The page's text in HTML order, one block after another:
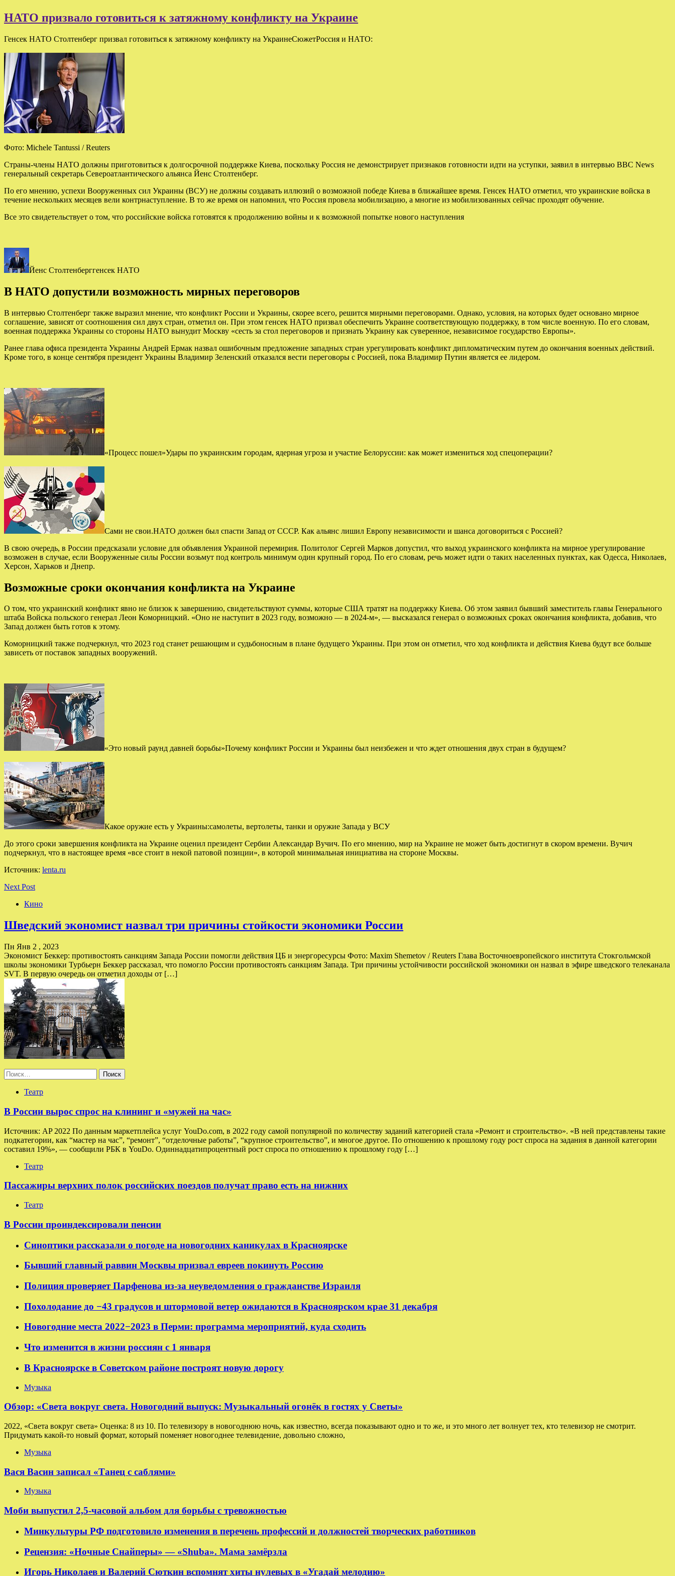
НАТО призвало готовиться к затяжному конфликту на Украине
Генсек НАТО Столтенберг призвал готовиться к затяжному конфликту на УкраинеСюжетРоссия и НАТО:
Фото: Michele Tantussi / Reuters
Страны-члены НАТО должны приготовиться к долгосрочной поддержке Киева, поскольку Россия не демонстрирует признаков готовности идти на уступки, заявил в интервью BBC News
генеральный секретарь Североатлантического альянса Йенс Столтенберг.
По его мнению, успехи Вооруженных сил Украины (ВСУ) не должны создавать иллюзий о возможной победе Киева в ближайшее время. Генсек НАТО отметил, что украинские войска в
течение нескольких месяцев вели контрнаступление. В то же время он напомнил, что Россия провела мобилизацию, а многие из мобилизованных сейчас проходят обучение.
Все это свидетельствует о том, что российские войска готовятся к продолжению войны и к возможной попытке нового наступления
Йенс Столтенберггенсек НАТО
В НАТО допустили возможность мирных переговоров
В интервью Столтенберг также выразил мнение, что конфликт России и Украины, скорее всего, решится мирными переговорами. Однако, условия, на которых будет основано мирное
соглашение, зависят от соотношения сил двух стран, отметил он. При этом генсек НАТО призвал обеспечить Украине соответствующую поддержку, в том числе военную. По его словам,
военная поддержка Украины со стороны НАТО вынудит Москву «сесть за стол переговоров и признать Украину как суверенное, независимое государство Европы».
Ранее глава офиса президента Украины Андрей Ермак назвал ошибочным предложение западных стран урегулировать конфликт дипломатическим путем до окончания военных действий.
Кроме того, в конце сентября президент Украины Владимир Зеленский отказался вести переговоры с Россией, пока Владимир Путин является ее лидером.
«Процесс пошел»Удары по украинским городам, ядерная угроза и участие Белоруссии: как может измениться ход спецоперации?
Сами не свои.НАТО должен был спасти Запад от СССР. Как альянс лишил Европу независимости и шанса договориться с Россией?
В свою очередь, в России предсказали условие для объявления Украиной перемирия. Политолог Сергей Марков допустил, что выход украинского конфликта на мирное урегулирование
возможен в случае, если Вооруженные силы России возьмут под контроль минимум один крупный город. По его словам, речь может идти о таких населенных пунктах, как Одесса, Николаев,
Херсон, Харьков и Днепр.
Возможные сроки окончания конфликта на Украине
О том, что украинский конфликт явно не близок к завершению, свидетельствуют суммы, которые США тратят на поддержку Киева. Об этом заявил бывший заместитель главы Генерального
штаба Войска польского генерал Леон Коморницкий. «Оно не наступит в 2023 году, возможно — в 2024-м», — высказался генерал о возможных сроках окончания конфликта, добавив, что
Запад должен быть готов к этому.
Коморницкий также подчеркнул, что 2023 год станет решающим и судьбоносным в плане будущего Украины. При этом он отметил, что ход конфликта и действия Киева будут все больше
зависеть от поставок западных вооружений.
«Это новый раунд давней борьбы»Почему конфликт России и Украины был неизбежен и что ждет отношения двух стран в будущем?
Какое оружие есть у Украины:самолеты, вертолеты, танки и оружие Запада у ВСУ
До этого сроки завершения конфликта на Украине оценил президент Сербии Александар Вучич. По его мнению, мир на Украине не может быть достигнут в скором времени. Вучич
подчеркнул, что в настоящее время «все стоит в некой патовой позиции», в которой минимальная инициатива на стороне Москвы.
Источник: lenta.ru
Next Post
Кино
Шведский экономист назвал три причины стойкости экономики России
Пн Янв 2 , 2023
Экономист Беккер: противостоять санкциям Запада России помогли действия ЦБ и энергоресурсы Фото: Maxim Shemetov / Reuters Глава Восточноевропейского института Стокгольмской
школы экономики Турбьерн Беккер рассказал, что помогло России противостоять санкциям Запада. Три причины устойчивости российской экономики он назвал в эфире шведского телеканала
SVT. В первую очередь он отметил доходы от […]
Найти:
Театр
В России вырос спрос на клининг и «мужей на час»
Источник: AP 2022 По данным маркетплейса услуг YouDo.com, в 2022 году самой популярной по количеству заданий категорией стала «Ремонт и строительство». «В ней представлены такие
подкатегории, как “мастер на час”, “ремонт”, “отделочные работы”, “крупное строительство”, и многое другое. По отношению к прошлому году рост спроса на задания в данной категории
составил 19%», — сообщили РБК в YouDo. Одиннадцатипроцентный рост спроса по отношению к прошлому году […]
Театр
Пассажиры верхних полок российских поездов получат право есть на нижних
Театр
В России проиндексировали пенсии
Синоптики рассказали о погоде на новогодних каникулах в Красноярске
Бывший главный раввин Москвы призвал евреев покинуть Россию
Полиция проверяет Парфенова из-за неуведомления о гражданстве Израиля
Похолодание до −43 градусов и штормовой ветер ожидаются в Красноярском крае 31 декабря
Новогодние места 2022−2023 в Перми: программа мероприятий, куда сходить
Что изменится в жизни россиян с 1 января
В Красноярске в Советском районе построят новую дорогу
Музыка
Обзор: «Света вокруг света. Новогодний выпуск: Музыкальный огонёк в гостях у Светы»
2022, «Света вокруг света» Оценка: 8 из 10. По телевизору в новогоднюю ночь, как известно, всегда показывают одно и то же, и это много лет волнует тех, кто телевизор не смотрит.
Придумать какой-то новый формат, который поменяет новогоднее телевидение, довольно сложно,
Музыка
Вася Васин записал «Танец с саблями»
Музыка
Моби выпустил 2,5-часовой альбом для борьбы с тревожностью
Минкультуры РФ подготовило изменения в перечень профессий и должностей творческих работников
Рецензия: «Ночные Снайперы» — «Shuba». Мама замёрзла
Игорь Николаев и Валерий Сюткин вспомнят хиты нулевых в «Угадай мелодию»